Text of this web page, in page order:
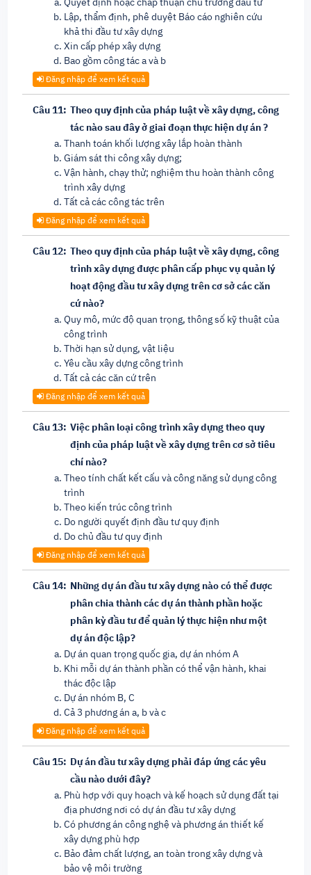
Lập, thẩm định, phê duyệt Báo cáo nghiên cứu
khả thi đầu tư xây dựng
Xin cấp phép xây dựng
Bao gồm công tác a và b
Đăng nhập để xem kết quả
Câu 11: Theo quy định của pháp luật về xây dựng, công
tác nào sau đây ở giai đoạn thực hiện dự án ?
Thanh toán khối lượng xây lắp hoàn thành
Giám sát thi công xây dựng;
Vận hành, chạy thử; nghiệm thu hoàn thành công
trình xây dựng
Tất cả các công tác trên
Đăng nhập để xem kết quả
Câu 12: Theo quy định của pháp luật về xây dựng, công
trình xây dựng được phân cấp phục vụ quản lý
hoạt động đầu tư xây dựng trên cơ sở các căn
cứ nào?
Quy mô, mức độ quan trọng, thông số kỹ thuật của
công trình
Thời hạn sử dụng, vật liệu
Yêu cầu xây dựng công trình
Tất cả các căn cứ trên
Đăng nhập để xem kết quả
Câu 13: Việc phân loại công trình xây dựng theo quy
định của pháp luật về xây dựng trên cơ sở tiêu
chí nào?
Theo tính chất kết cấu và công năng sử dụng công
trình
Theo kiến trúc công trình
Do người quyết định đầu tư quy định
Do chủ đầu tư quy định
Đăng nhập để xem kết quả
Câu 14: Những dự án đầu tư xây dựng nào có thể được
phân chia thành các dự án thành phần hoặc
phân kỳ đầu tư để quản lý thực hiện như một
dự án độc lập?
Dự án quan trọng quốc gia, dự án nhóm A
Khi mỗi dự án thành phần có thể vận hành, khai
thác độc lập
Dự án nhóm B, C
Cả 3 phương án a, b và c
Đăng nhập để xem kết quả
Câu 15: Dự án đầu tư xây dựng phải đáp ứng các yêu
cầu nào dưới đây?
Phù hợp với quy hoạch và kế hoạch sử dụng đất tại
địa phương nơi có dự án đầu tư xây dựng
Có phương án công nghệ và phương án thiết kế
xây dựng phù hợp
Bảo đảm chất lượng, an toàn trong xây dựng và
bảo vệ môi trường